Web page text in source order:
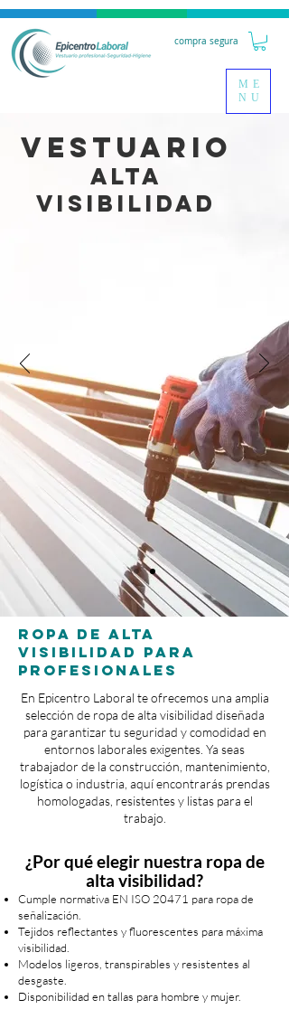
compra segura
ME
NU
VESTUARIO
ALTA
VISIBILIDAD
Ropa de Alta
Visibilidad para
Profesionales
En Epicentro Laboral te ofrecemos una amplia
selección de ropa de alta visibilidad diseñada
para garantizar tu seguridad y comodidad en
entornos laborales exigentes. Ya seas
trabajador de la construcción, mantenimiento,
logística o industria, aquí encontrarás prendas
homologadas, resistentes y listas para el
trabajo.
¿Por qué elegir nuestra ropa de
alta visibilidad?
Cumple normativa EN ISO 20471 para ropa de
señalización.
Tejidos reflectantes y fluorescentes para máxima
visibilidad.
Modelos ligeros, transpirables y resistentes al
desgaste.
Disponibilidad en tallas para hombre y mujer.